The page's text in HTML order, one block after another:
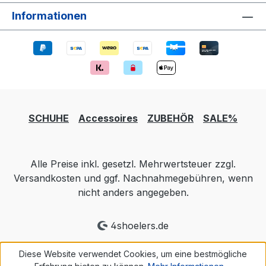
Informationen
SCHUHE Accessoires ZUBEHÖR SALE%
Alle Preise inkl. gesetzl. Mehrwertsteuer zzgl.
Versandkosten und ggf. Nachnahmegebühren, wenn
nicht anders angegeben.
4shoelers.de
Diese Website verwendet Cookies, um eine bestmögliche